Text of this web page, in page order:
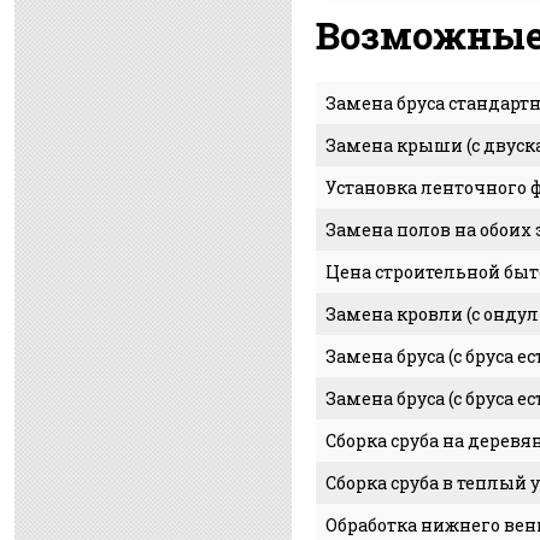
Замена бруса
Замена крыши (с
Установка ленточного
Замена полов на
Цена строительной
Замена кровли (с
Замена бруса (с бруса
Замена бруса (с бруса
Сборка сруба на
Сборка сруба в теплый
Обработка нижнего